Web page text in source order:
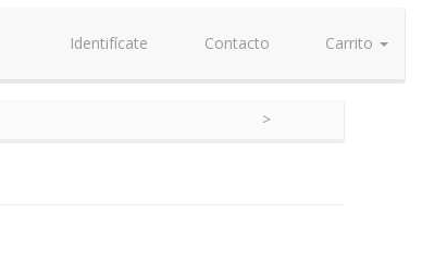
Identifícate Contacto Carrito